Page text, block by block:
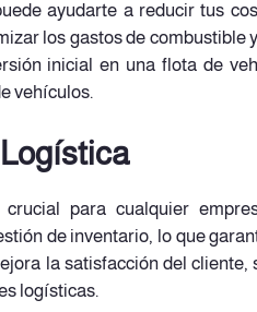
ayudarte a reducir tus
los gastos de
inicial en una flota de
vehículos.
para cualquier
de inventario, lo que
la satisfacción del
logísticas.